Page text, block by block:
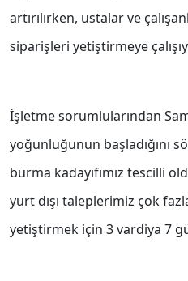
artırılırken, ustalar ve
siparişleri yetiştirmeye
İşletme sorumlularından
yoğunluğunun başladığını
burma kadayıfımız tescilli
yurt dışı taleplerimiz çok
yetiştirmek için 3 vardiya 7